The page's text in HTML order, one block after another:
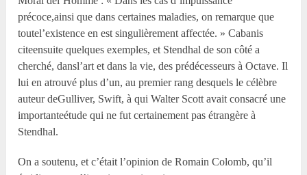
précoce,ainsi que dans certaines maladies, on remarque que
toutel’existence en est singulièrement affectée. » Cabanis
citeensuite quelques exemples, et Stendhal de son côté a
cherché, dansl’art et dans la vie, des prédécesseurs à Octave. Il
lui en atrouvé plus d’un, au premier rang desquels le célèbre
auteur deGulliver, Swift, à qui Walter Scott avait consacré une
importanteétude qui ne fut certainement pas étrangère à
Stendhal.
On a soutenu, et c’était l’opinion de Romain Colomb, qu’il